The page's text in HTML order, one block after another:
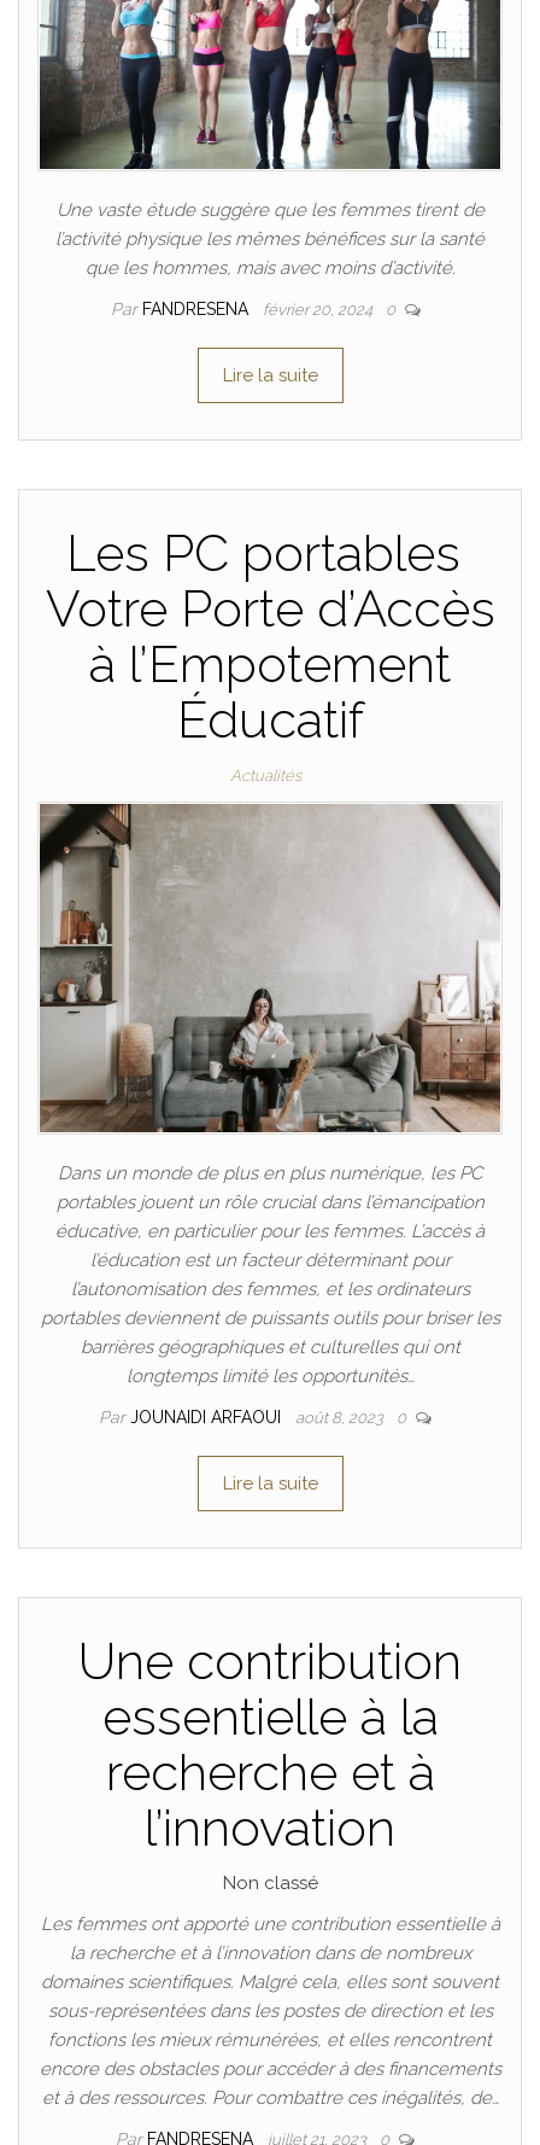
Une vaste étude suggère que les femmes tirent de
l’activité physique les mêmes bénéfices sur la santé
que les hommes, mais avec moins d’activité.
Par FANDRESENA février 20, 2024 0
Lire la suite
Les PC portables
Votre Porte d’Accès
à l’Empotement
Éducatif
Actualités
Dans un monde de plus en plus numérique, les PC
portables jouent un rôle crucial dans l’émancipation
éducative, en particulier pour les femmes. L’accès à
l’éducation est un facteur déterminant pour
l’autonomisation des femmes, et les ordinateurs
portables deviennent de puissants outils pour briser les
barrières géographiques et culturelles qui ont
longtemps limité les opportunités…
ParJOUNAIDI ARFAOUI août 8, 2023 0
Lire la suite
Une contribution
essentielle à la
recherche et à
l’innovation
Non classé
Les femmes ont apporté une contribution essentielle à
la recherche et à l’innovation dans de nombreux
domaines scientifiques. Malgré cela, elles sont souvent
sous-représentées dans les postes de direction et les
fonctions les mieux rémunérées, et elles rencontrent
encore des obstacles pour accéder à des financements
et à des ressources. Pour combattre ces inégalités, de…
Par FANDRESENA juillet 21, 2023 0